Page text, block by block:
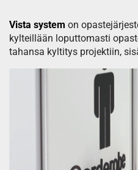
Vista system on
kylteillään loputtomasti
tahansa kyltitys projektiin,